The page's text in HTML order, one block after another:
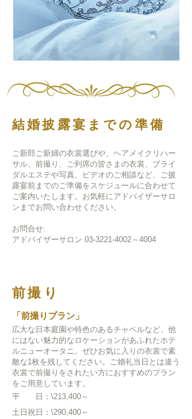
結婚披露宴までの準備
ご新郎ご新婦の衣裳選びや、ヘアメイクリハー
サル、前撮り、ご列席の皆さまの衣裳、ブライ
ダルエステや写真、ビデオのご相談など、ご披
露宴前までのご準備をスケジュールに合わせて
ご案内いたします。お気軽にアドバイザーサロ
ンまでお問い合わせください。
​お問合せ:
アドバイザーサロン 03-3221-4002～4004
前撮り
「前撮りプラン」
広大な日本庭園や特色のあるチャペルなど、他
にはない魅力的なロケーションがあふれたホテ
ルニューオータニ。ぜひお気に入りの衣裳で素
敵な1枚を残してください。ご婚礼当日とは違う
衣裳で前撮りをされたい方におすすめのプラン
をご用意しています。
平 日：\213,400～
土日祝日：\290,400～